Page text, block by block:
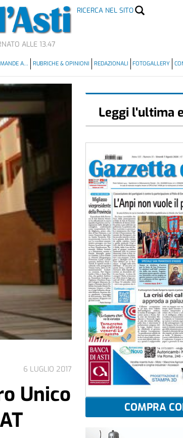
RICERCA NEL SITO
ALLE 13.47
A… RUBRICHE & OPINIONI REDAZIONALI FOTOGALLERY
6 LUGLIO 2017
Unico
Leggi l'ultima
COMPRA